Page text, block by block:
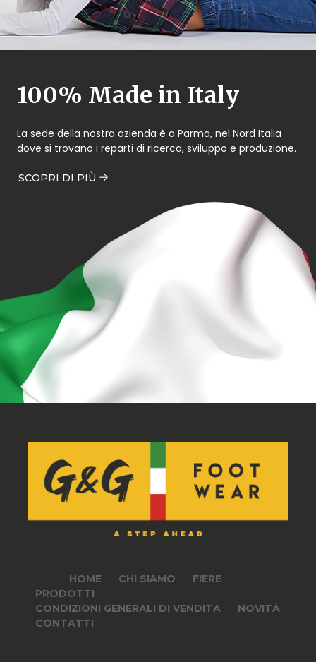
100% Made in Italy
La sede della nostra azienda è a Parma, nel Nord Italia
dove si trovano i reparti di ricerca, sviluppo e produzione.
SCOPRI DI PIÙ
HOME CHI SIAMO
FIERE
PRODOTTI
CONDIZIONI GENERALI DI VENDITA
NOVITÀ
CONTATTI